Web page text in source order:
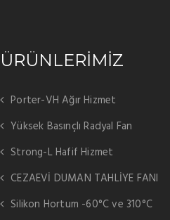
ÜRÜNLERİMİZ
Porter-VH Ağır Hizmet
Yüksek Basınçlı Radyal Fan
Strong-L Hafif Hizmet
CEZAEVİ DUMAN TAHLİYE FANI
Silikon Hortum -60°C ve 310°C